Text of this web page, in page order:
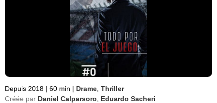
Depuis 2018 | 60 min | Drame Thriller
Créée par Daniel Calparsoro
Eduardo Sacheri